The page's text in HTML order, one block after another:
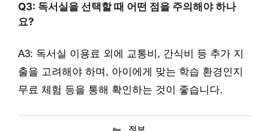
Q3: 독서실을 선택할 때 어떤 점을 주의해야 하나
요?
A3: 독서실 이용료 외에 교통비, 간식비 등 추가 지
출을 고려해야 하며, 아이에게 맞는 학습 환경인지
무료 체험 등을 통해 확인하는 것이 좋습니다.
카